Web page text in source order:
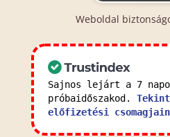
Weboldal
Sajnos lejárt a 7
próbaidőszakod.
előfizetési